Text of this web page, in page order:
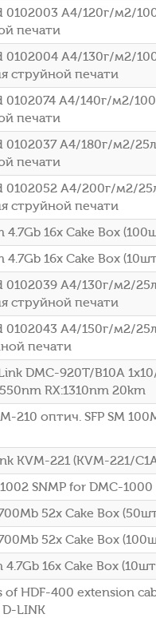
0102003 A4/120г/м2/
печати
0102004 A4/130г/м2/
струйной печати
A4/140г/м2/
печати
0102037 A4/180г/м2/
печати
0102052 A4/200г/м2/
струйной печати
16x Cake Box
16x Cake Box
0102039 A4/130г/м2/
струйной печати
0102043 A4/150г/м2/
печати
DMC-920T/B10A
RX:1310nm 20km
210 оптич. SFP SM
KVM-221 (KVM-221/
SNMP for DMC-1000
52x Cake Box
52x Cake Box
16x Cake Box
of HDF-400 extension
LINK